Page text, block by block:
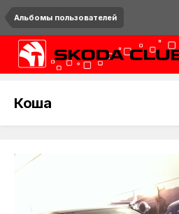
Альбомы пользователей
Коша